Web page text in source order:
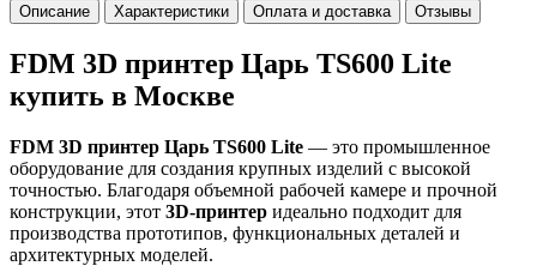
Описание Характеристики Оплата и доставка Отзывы
FDM 3D принтер Царь TS600 Lite
купить в Москве
FDM 3D принтер Царь TS600 Lite — это промышленное
оборудование для создания крупных изделий с высокой
точностью. Благодаря объемной рабочей камере и прочной
конструкции, этот 3D-принтер идеально подходит для
производства прототипов, функциональных деталей и
архитектурных моделей.